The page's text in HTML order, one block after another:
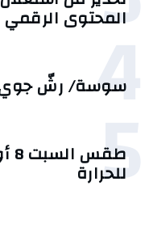
المحتوى الرقمي
4
سوسة/ رشّ جوي
5
للحرارة